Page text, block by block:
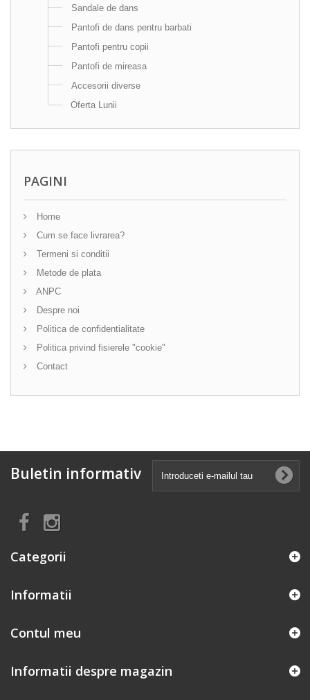
Sandale de dans
Pantofi de dans pentru barbati
Pantofi pentru copii
Pantofi de mireasa
Accesorii diverse
Oferta Lunii
PAGINI
Home
Cum se face livrarea?
Termeni si conditii
Metode de plata
ANPC
Despre noi
Politica de confidentialitate
Politica privind fisierele "cookie"
Contact
Buletin informativ
Categorii
Informatii
Contul meu
Informatii despre magazin